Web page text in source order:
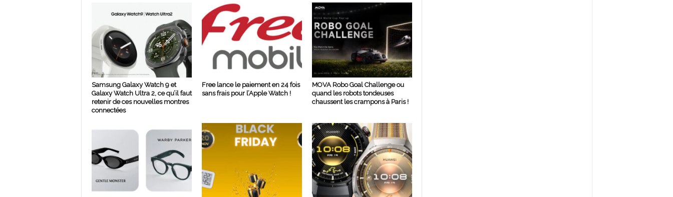
Samsung Galaxy Watch 9 et
Galaxy Watch Ultra 2, ce qu’il faut
retenir de ces nouvelles montres
connectées
Free lance le paiement en 24 fois
sans frais pour l’Apple Watch !
MOVA Robo Goal Challenge ou
quand les robots tondeuses
chaussent les crampons à Paris !